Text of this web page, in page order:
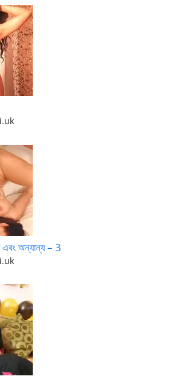
এবং অন্যান্য – 3